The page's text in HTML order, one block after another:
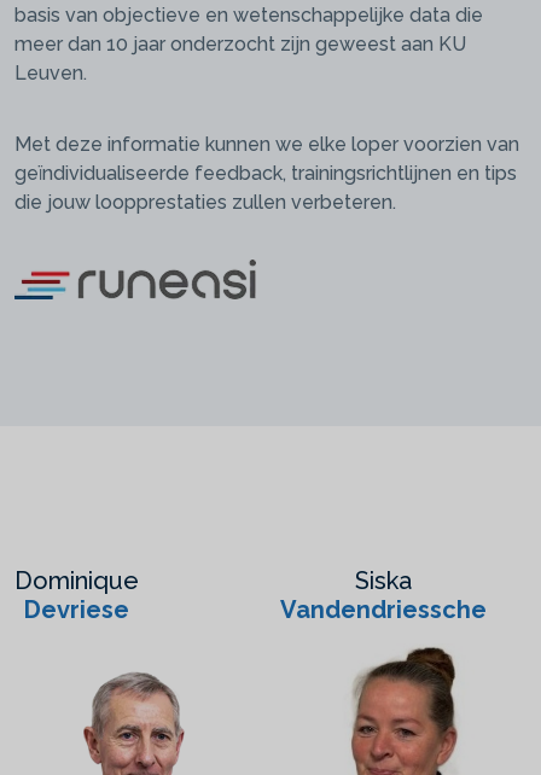
basis van objectieve en wetenschappelijke data die
meer dan 10 jaar onderzocht zijn geweest aan KU
Leuven.
Met deze informatie kunnen we elke loper voorzien van
geïndividualiseerde feedback, trainingsrichtlijnen en tips
die jouw loopprestaties zullen verbeteren.
Dominique
Devriese
Siska
Vandendriessche